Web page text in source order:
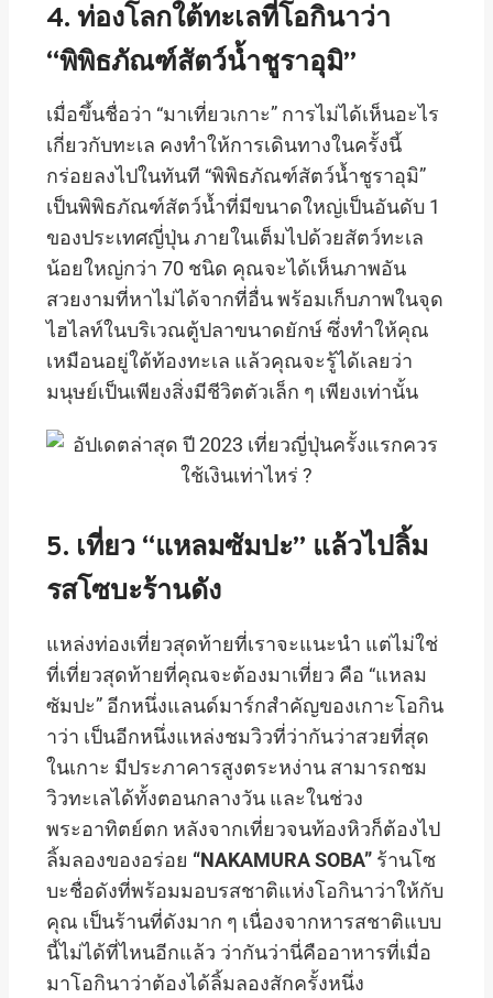
4. ท่องโลกใต้ทะเลที่โอกินาว่า
“พิพิธภัณฑ์สัตว์น้ำชูราอุมิ”
เมื่อขึ้นชื่อว่า “มาเที่ยวเกาะ” การไม่ได้เห็นอะไร
เกี่ยวกับทะเล คงทำให้การเดินทางในครั้งนี้
กร่อยลงไปในทันที “พิพิธภัณฑ์สัตว์น้ำชูราอุมิ”
เป็นพิพิธภัณฑ์สัตว์น้ำที่มีขนาดใหญ่เป็นอันดับ 1
ของประเทศญี่ปุ่น ภายในเต็มไปด้วยสัตว์ทะเล
น้อยใหญ่กว่า 70 ชนิด คุณจะได้เห็นภาพอัน
สวยงามที่หาไม่ได้จากที่อื่น พร้อมเก็บภาพในจุด
ไฮไลท์ในบริเวณตู้ปลาขนาดยักษ์ ซึ่งทำให้คุณ
เหมือนอยู่ใต้ท้องทะเล แล้วคุณจะรู้ได้เลยว่า
มนุษย์เป็นเพียงสิ่งมีชีวิตตัวเล็ก ๆ เพียงเท่านั้น
5. เที่ยว “แหลมซัมปะ” แล้วไปลิ้ม
รสโซบะร้านดัง
แหล่งท่องเที่ยวสุดท้ายที่เราจะแนะนำ แต่ไม่ใช่
ที่เที่ยวสุดท้ายที่คุณจะต้องมาเที่ยว คือ “แหลม
ซัมปะ” อีกหนึ่งแลนด์มาร์กสำคัญของเกาะโอกิน
าว่า เป็นอีกหนึ่งแหล่งชมวิวที่ว่ากันว่าสวยที่สุด
ในเกาะ มีประภาคารสูงตระหง่าน สามารถชม
วิวทะเลได้ทั้งตอนกลางวัน และในช่วง
พระอาทิตย์ตก หลังจากเที่ยวจนท้องหิวก็ต้องไป
ลิ้มลองของอร่อย “NAKAMURA SOBA” ร้านโซ
บะชื่อดังที่พร้อมมอบรสชาติแห่งโอกินาว่าให้กับ
คุณ เป็นร้านที่ดังมาก ๆ เนื่องจากหารสชาติแบบ
นี้ไม่ได้ที่ไหนอีกแล้ว ว่ากันว่านี่คืออาหารที่เมื่อ
มาโอกินาว่าต้องได้ลิ้มลองสักครั้งหนึ่ง